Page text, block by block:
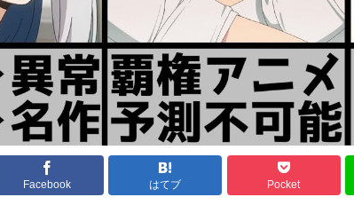
Facebook はてブ Pocket